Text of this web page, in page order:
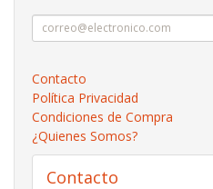
Contacto
Política Privacidad
Condiciones de Compra
¿Quienes Somos?
Contacto